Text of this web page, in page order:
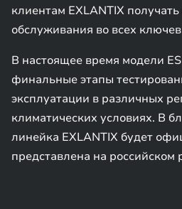
клиентам EXLANTIX
обслуживания во всех
В настоящее время модели
финальные этапы
эксплуатации в различных
климатических условиях. В
линейка EXLANTIX будет
представлена на российском